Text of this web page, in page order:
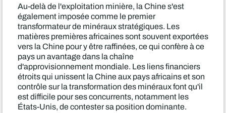
Au-delà de l'exploitation minière, la Chine s'est
également imposée comme le premier
transformateur de minéraux stratégiques. Les
matières premières africaines sont souvent exportées
vers la Chine pour y être raffinées, ce qui confère à ce
pays un avantage dans la chaîne
d'approvisionnement mondiale. Les liens financiers
étroits qui unissent la Chine aux pays africains et son
contrôle sur la transformation des minéraux font qu'il
est difficile pour ses concurrents, notamment les
États-Unis, de contester sa position dominante.